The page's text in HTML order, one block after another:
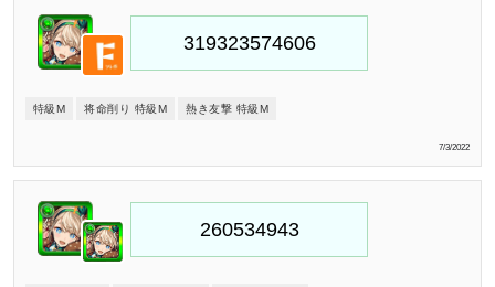
特級M 将命削り 特級M 熱き友撃 特級M
7/3/2022